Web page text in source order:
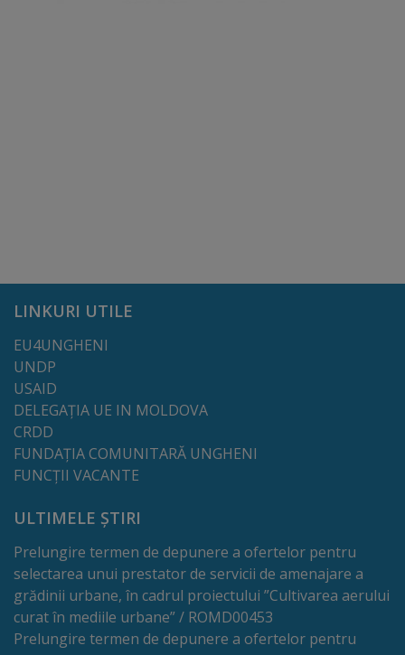
de
specialitate
Consiliului
Calitate
integritate
Servicii
Plăți
LINKURI UTILE
EU4UNGHENI
UNDP
USAID
DELEGAȚIA UE IN MOLDOVA
CRDD
FUNDAȚIA COMUNITARĂ UNGHENI
FUNCȚII VACANTE
ULTIMELE ȘTIRI
Prelungire termen de depunere a ofertelor pentru
selectarea unui prestator de servicii de amenajare a
grădinii urbane, în cadrul proiectului ”Cultivarea aerului
curat în mediile urbane” / ROMD00453
Prelungire termen de depunere a ofertelor pentru